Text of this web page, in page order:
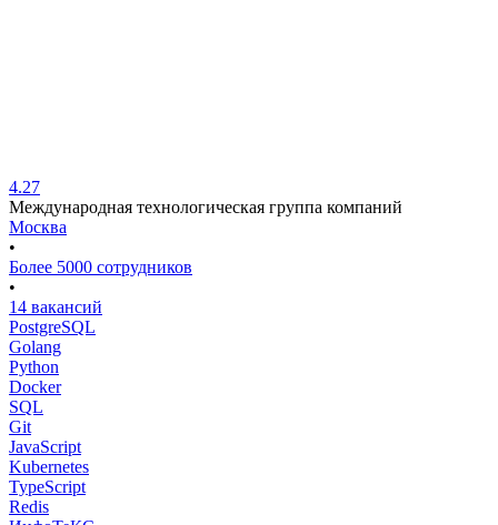
4.27
Международная технологическая группа компаний
Москва
•
Более 5000 сотрудников
•
14 вакансий
PostgreSQL
Golang
Python
Docker
SQL
Git
JavaScript
Kubernetes
TypeScript
Redis